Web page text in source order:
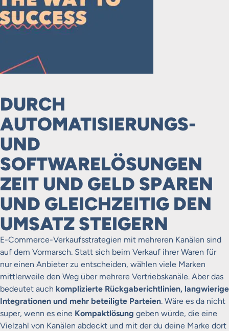
DURCH
AUTOMATISIERUNGS-
UND
SOFTWARELÖSUNGEN
ZEIT UND GELD SPAREN
UND GLEICHZEITIG DEN
UMSATZ STEIGERN
E-Commerce-Verkaufsstrategien mit mehreren Kanälen sind
auf dem Vormarsch. Statt sich beim Verkauf ihrer Waren für
nur einen Anbieter zu entscheiden, wählen viele Marken
mittlerweile den Weg über mehrere Vertriebskanäle. Aber das
bedeutet auch komplizierte Rückgaberichtlinien, langwierige
Integrationen und mehr beteiligte Parteien. Wäre es da nicht
super, wenn es eine Kompaktlösung geben würde, die eine
Vielzahl von Kanälen abdeckt und mit der du deine Marke dort